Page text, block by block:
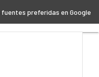
fuentes preferidas en Google